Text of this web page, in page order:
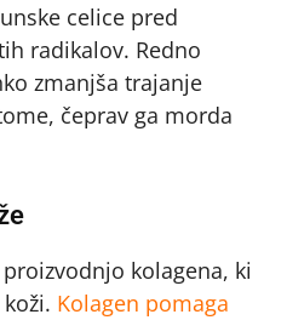
celice pred
radikalov. Redno
zmanjša trajanje
čeprav ga morda
kolagena, ki
Kolagen pomaga